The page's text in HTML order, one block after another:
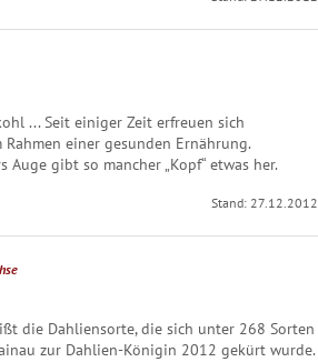
... Seit einiger Zeit erfreuen sich
einer gesunden Ernährung.
gibt so mancher „Kopf“ etwas her.
Stand: 27.12.2012
die Dahliensorte, die sich unter 268 Sorten
zur Dahlien-Königin 2012 gekürt wurde.